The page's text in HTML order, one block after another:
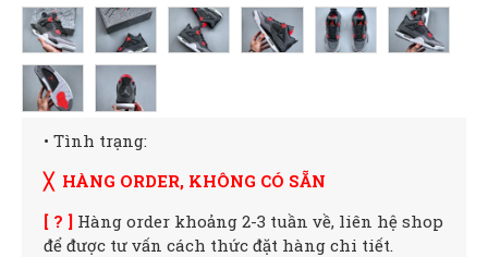
• Tình trạng:
╳ HÀNG ORDER, KHÔNG CÓ SẴN
[ ? ] Hàng order khoảng 2-3 tuần về, liên hệ shop
để được tư vấn cách thức đặt hàng chi tiết.